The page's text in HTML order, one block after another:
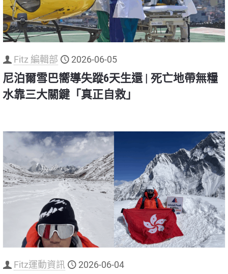
Fitz 編輯部 2026-06-05
尼泊爾雪巴嚮導失蹤6天生還 | 死亡地帶無糧
水靠三大關鍵「真正自救」
Fitz運動資訊 2026-06-04